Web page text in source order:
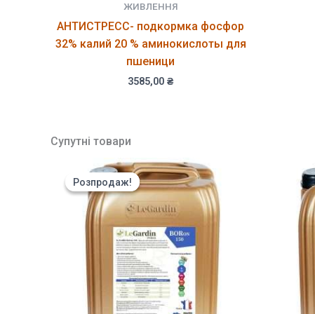
ЖИВЛЕННЯ
АНТИСТРЕСС- подкормка фосфор
32% калий 20 % аминокислоты для
пшеници
3585,00 ₴
Супутні товари
Розпродаж!
Розпродаж!